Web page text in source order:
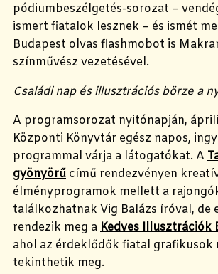
pódiumbeszélgetés-sorozat –
ismert fiatalok lesznek – és ismét
Budapest olvas flashmobot is
színművész vezetésével.
Családi nap és illusztrációs börze a
A programsorozat nyitónapján,
Központi Könyvtár egész napos,
programmal várja a látogatókat. A
gyönyörű című rendezvényen
élményprogramok mellett a
találkozhatnak Vig Balázs íróval, de
rendezik meg a Kedves Illusztrációk
ahol az érdeklődők fiatal grafikusok
tekinthetik meg.